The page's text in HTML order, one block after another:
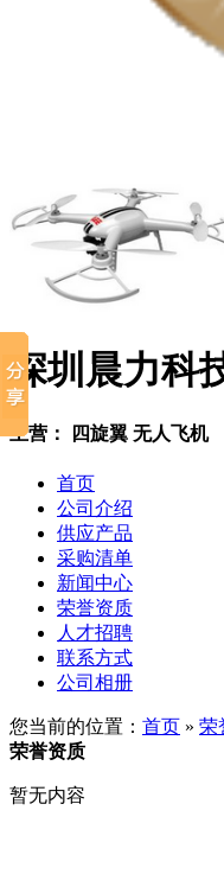
深圳晨力科
主营： 四旋翼 无人飞机
首页
公司介绍
供应产品
采购清单
新闻中心
荣誉资质
人才招聘
联系方式
公司相册
您当前的位置： 首页 » 荣
荣誉资质
暂无内容